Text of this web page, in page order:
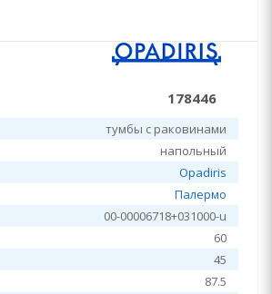
178446
тумбы с раковинами
напольный
Opadiris
Палермо
00-00006718+031000-u
60
45
87.5